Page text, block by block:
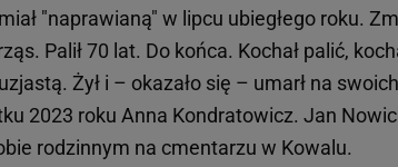
"naprawianą" w lipcu ubiegłego roku.
Palił 70 lat. Do końca. Kochał palić,
Żył i – okazało się – umarł na swoich
2023 roku Anna Kondratowicz. Jan
rodzinnym na cmentarzu w Kowalu.